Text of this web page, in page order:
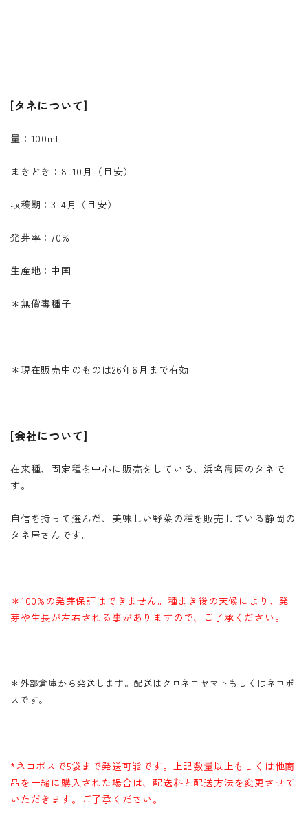
[タネについて]
量：100ml
まきどき：8-10月（目安）
収穫期：3-4月（目安）
発芽率：70%
生産地：中国
＊無償毒種子
＊現在販売中のものは26年6月まで有効
[会社について]
在来種、固定種を中心に販売をしている、浜名農園のタネで
す。
自信を持って選んだ、美味しい野菜の種を販売している静岡の
タネ屋さんです。
＊100%の発芽保証はできません。種まき後の天候により、発
芽や生長が左右される事がありますので、ご了承ください。
＊外部倉庫から発送します。配送はクロネコヤマトもしくはネコポ
スです。
*ネコポスで5袋まで発送可能です。上記数量以上もしくは他商
品を一緒に購入された場合は、配送料と配送方法を変更させて
いただきます。ご了承ください。